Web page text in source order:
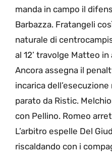
manda in campo il
Barbazza. Fratangeli
naturale di
al 12’ travolge Matteo
Ancora assegna il
incarica
parato da Ristic.
con Pellino. Romeo
L’arbitro espelle Del
riscaldando con i